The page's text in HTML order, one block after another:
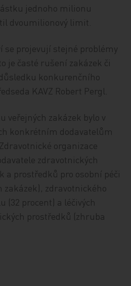
jednoho milionu
dvoumilionový limit.
se projevují stejné problémy
je časté rušení zakázek či
konkurenčního
KAVZ Robert Pergl.
veřejných zakázek bylo v
konkrétním dodavatelům
organizace
zdravotnických
prostředků pro osobní péči
zakázek), zdravotnického
(32 procent) a léčivých
prostředků (zhruba